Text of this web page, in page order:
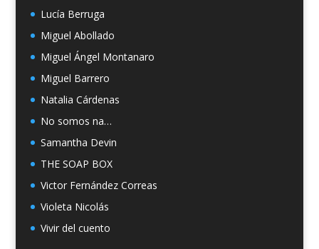
Lucía Berruga
Miguel Abollado
Miguel Ángel Montanaro
Miguel Barrero
Natalia Cárdenas
No somos na…
Samantha Devin
THE SOAP BOX
Victor Fernández Correas
Violeta Nicolás
Vivir del cuento